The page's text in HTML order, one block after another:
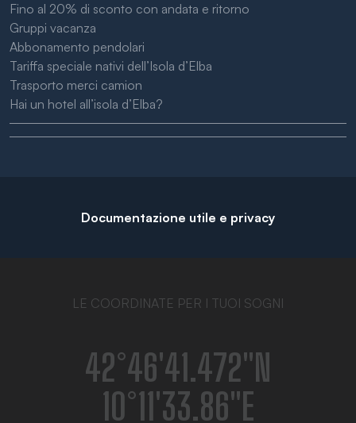
Fino al 20% di sconto con andata e ritorno
Gruppi vacanza
Abbonamento pendolari
Tariffa speciale nativi dell’Isola d’Elba
Trasporto merci camion
Hai un hotel all’isola d’Elba?
Documentazione utile e privacy
LE COORDINATE PER I TUOI SOGNI
42°46′41.472″N
10°11′33.86″E